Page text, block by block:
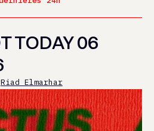
TODAY 06
Riad Elmarhar